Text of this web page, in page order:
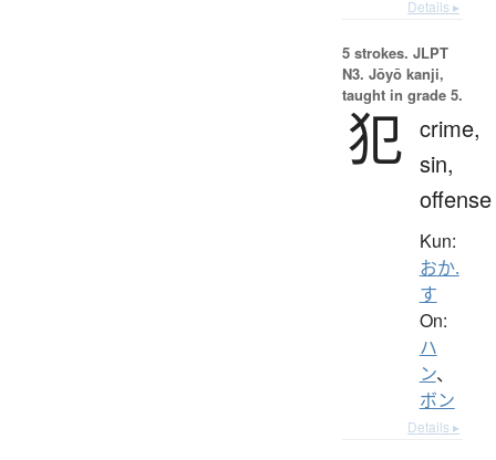
Details ▸
5 strokes. JLPT
N3. Jōyō kanji,
taught in grade 5.
犯 crime,
sin,
offense
Kun:
おか.
す
On:
ハ
ン、
ボン
Details ▸